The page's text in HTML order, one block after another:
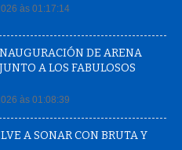
às 01:17:14
DE ARENA
A LOS FABULOSOS
às 01:08:39
A SONAR CON BRUTA Y